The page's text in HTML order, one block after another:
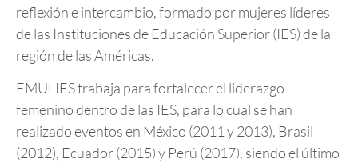
reflexión e intercambio, formado por mujeres líderes
de las Instituciones de Educación Superior (IES) de la
región de las Américas.
EMULIES trabaja para fortalecer el liderazgo
femenino dentro de las IES, para lo cual se han
realizado eventos en México (2011 y 2013), Brasil
(2012), Ecuador (2015) y Perú (2017), siendo el último